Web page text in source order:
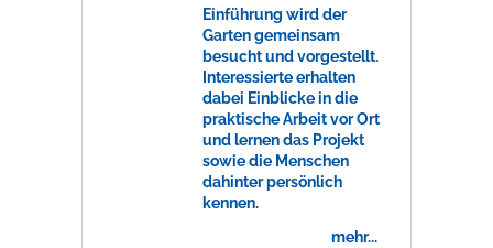
Einführung wird der
Garten gemeinsam
besucht und vorgestellt.
Interessierte erhalten
dabei Einblicke in die
praktische Arbeit vor Ort
und lernen das Projekt
sowie die Menschen
dahinter persönlich
kennen.
mehr...